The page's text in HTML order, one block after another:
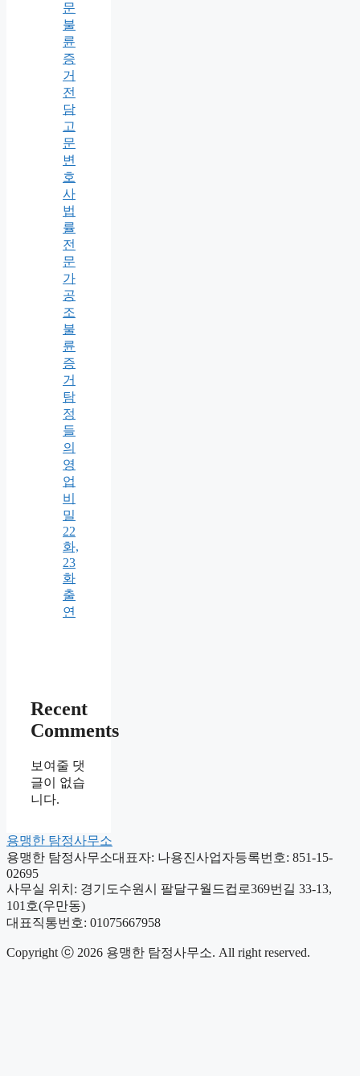
문
불
륜
증
거
전
담
고
문
변
호
사
법
률
전
문
가
공
조
불
륜
증
거
탐
정
들
의
영
업
비
밀
22
화,
23
화
출
연
Recent
Comments
보여줄 댓
글이 없습
니다.
용맹한 탐정사무소
용맹한 탐정사무소대표자: 나용진사업자등록번호: 851-15-
02695
사무실 위치: 경기도수원시 팔달구월드컵로369번길 33-13,
101호(우만동)
대표직통번호: 01075667958
Copyright ⓒ 2026 용맹한 탐정사무소. All right reserved.